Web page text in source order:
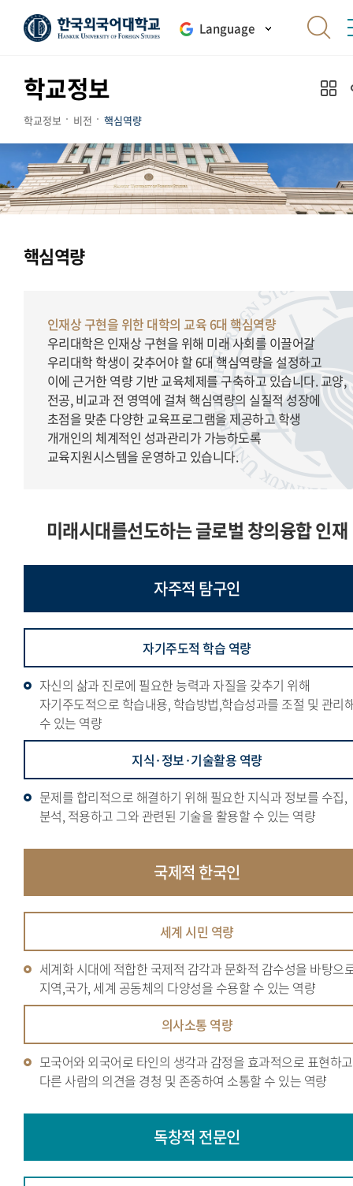
Language
학교정보
학교정보 비전 핵심역량
핵심역량
인재상 구현을 위한 대학의 교육 6대 핵심역량
우리대학은 인재상 구현을 위해 미래 사회를 이끌어갈
우리대학 학생이 갖추어야 할 6대 핵심역량을 설정하고
이에 근거한 역량 기반 교육체제를 구축하고 있습니다. 교양,
전공, 비교과 전 영역에 걸쳐 핵심역량의 실질적 성장에
초점을 맞춘 다양한 교육프로그램을 제공하고 학생
개개인의 체계적인 성과관리가 가능하도록
교육지원시스템을 운영하고 있습니다.
미래시대를선도하는 글로벌 창의융합 인재
자주적 탐구인
자기주도적 학습 역량
자신의 삶과 진로에 필요한 능력과 자질을 갖추기 위해
자기주도적으로 학습내용, 학습방법,학습성과를 조절 및 관리
수 있는 역량
지식·정보·기술활용 역량
문제를 합리적으로 해결하기 위해 필요한 지식과 정보를 수집,
분석, 적용하고 그와 관련된 기술을 활용할 수 있는 역량
국제적 한국인
세계 시민 역량
세계화 시대에 적합한 국제적 감각과 문화적 감수성을 바탕으
지역,국가, 세계 공동체의 다양성을 수용할 수 있는 역량
의사소통 역량
모국어와 외국어로 타인의 생각과 감정을 효과적으로 표현하고
다른 사람의 의견을 경청 및 존중하여 소통할 수 있는 역량
독창적 전문인